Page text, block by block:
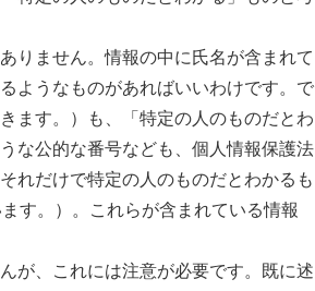
ません。情報の中に氏名が含まれて
ようなものがあればいいわけです。で
ます。）も、「特定の人のものだとわ
な公的な番号なども、個人情報保護法
れだけで特定の人のものだとわかるも
す。）。これらが含まれている情報
、これには注意が必要です。既に述